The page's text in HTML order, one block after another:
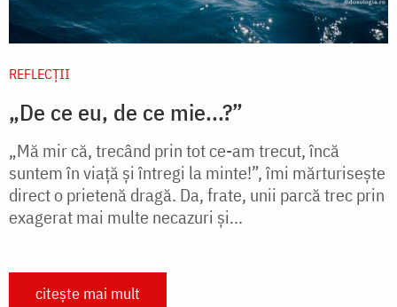
REFLECȚII
„De ce eu, de ce mie...?”
„Mă mir că, trecând prin tot ce-am trecut, încă
suntem în viață și întregi la minte!”, îmi mărturisește
direct o prietenă dragă. Da, frate, unii parcă trec prin
exagerat mai multe necazuri și...
citește mai mult